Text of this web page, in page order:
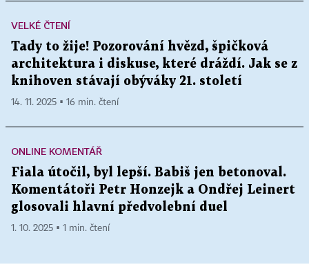
VELKÉ ČTENÍ
Tady to žije! Pozorování hvězd, špičková
architektura i diskuse, které dráždí. Jak se z
knihoven stávají obýváky 21. století
14. 11. 2025 ▪ 16 min. čtení
ONLINE KOMENTÁŘ
Fiala útočil, byl lepší. Babiš jen betonoval.
Komentátoři Petr Honzejk a Ondřej Leinert
glosovali hlavní předvolební duel
1. 10. 2025 ▪ 1 min. čtení